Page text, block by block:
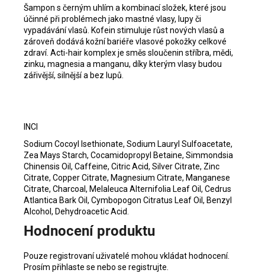
Šampon s černým uhlím a kombinací složek, které jsou
účinné při problémech jako mastné vlasy, lupy či
vypadávání vlasů. Kofein stimuluje růst nových vlasů a
zároveň dodává kožní bariéře vlasové pokožky celkové
zdraví. Acti-hair komplex je směs sloučenin stříbra, mědi,
zinku, magnesia a manganu, díky kterým vlasy budou
zářivější, silnější a bez lupů.
INCI
Sodium Cocoyl Isethionate, Sodium Lauryl Sulfoacetate,
Zea Mays Starch, Cocamidopropyl Betaine, Simmondsia
Chinensis Oil, Caffeine, Citric Acid, Silver Citrate, Zinc
Citrate, Copper Citrate, Magnesium Citrate, Manganese
Citrate, Charcoal, Melaleuca Alternifolia Leaf Oil, Cedrus
Atlantica Bark Oil, Cymbopogon Citratus Leaf Oil, Benzyl
Alcohol, Dehydroacetic Acid.
Hodnocení produktu
Pouze registrovaní uživatelé mohou vkládat hodnocení.
Prosím přihlaste se nebo se registrujte.